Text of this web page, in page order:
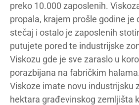
preko 10.000 zaposlenih.
propala, krajem prošle godine je
stečaj i ostalo je zaposlenih
putujete pored te industrijske
Viskozu gde je sve zaraslo u
porazbijana na fabričkim
Viskoze imate novu industrijsku
hektara građevinskog zemljišta